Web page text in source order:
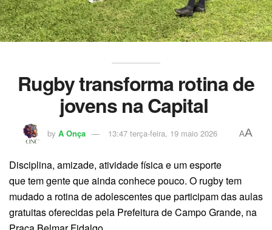
Rugby transforma rotina de
jovens na Capital
by A Onça 13:47 terça-feira, 19 maio 2026 AA
Disciplina, amizade, atividade física e um esporte
que tem gente que ainda conhece pouco. O rugby tem
mudado a rotina de adolescentes que participam das aulas
gratuitas oferecidas pela Prefeitura de Campo Grande, na